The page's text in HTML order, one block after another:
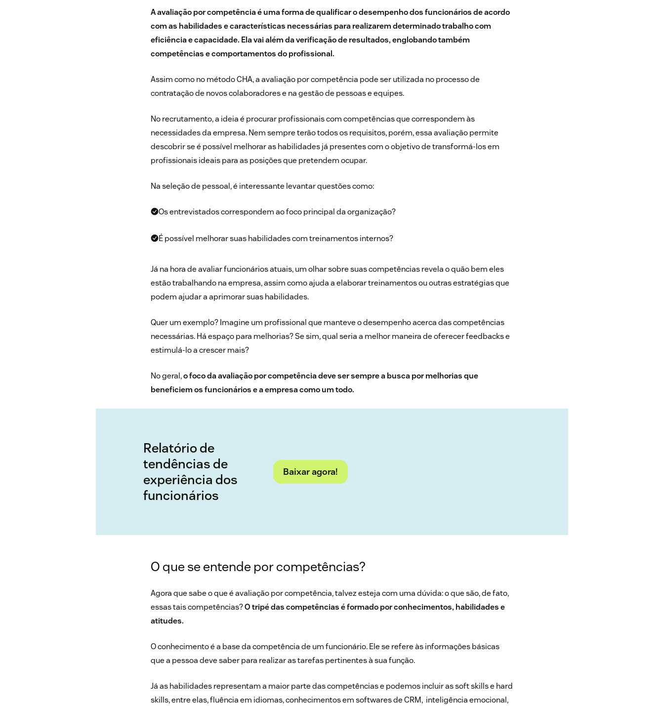
A avaliação por competência é uma forma de qualificar o desempenho dos funcionários de acordo
com as habilidades e características necessárias para realizarem determinado trabalho com
eficiência e capacidade. Ela vai além da verificação de resultados, englobando também
competências e comportamentos do profissional.
Assim como nométodo CHA, a avaliação por competência pode ser utilizada no processo de
contratação de novos colaboradores e na gestão de pessoas e equipes.
No recrutamento, a ideia é procurar profissionais com competências que correspondem às
necessidades da empresa. Nem sempre terão todos os requisitos, porém, essa avaliação permite
descobrir se é possível melhorar as habilidades já presentes com o objetivo de transformá-los em
profissionais ideais para as posições que pretendem ocupar.
Na seleção de pessoal, é interessante levantar questões como:
Os entrevistados correspondem ao foco principal da organização?
É possível melhorar suas habilidades com treinamentos internos?
Já na hora de avaliar funcionários atuais, um olhar sobre suas competências revela o quão bem eles
estão trabalhando na empresa, assim como ajuda a elaborar treinamentos ou outras estratégias que
podem ajudar a aprimorar suas habilidades.
Quer um exemplo? Imagine um profissional que manteve o desempenho acerca das competências
necessárias. Há espaço para melhorias? Se sim, qual seria a melhor maneira de oferecerfeedbackse
estimulá-lo a crescer mais?
No geral,o foco da avaliação por competência deve ser sempre a busca por melhorias que
beneficiem os funcionários e a empresa como um todo.
Relatório de
tendências de
experiência dos
funcionários
Baixar agora!
O que se entende por competências?
Agora que sabe o que é avaliação por competência, talvez esteja com uma dúvida: o que são, de fato,
essas tais competências?O tripé das competências é formado por conhecimentos, habilidades e
atitudes.
O conhecimento é a base da competência de um funcionário. Ele se refere às informações básicas
que a pessoa deve saber para realizar as tarefas pertinentes à sua função.
Já as habilidades representam a maior parte das competências e podemos incluir assoft skills e hard
skills, entre elas, fluência em idiomas, conhecimentos em softwares de CRM, inteligência emocional,